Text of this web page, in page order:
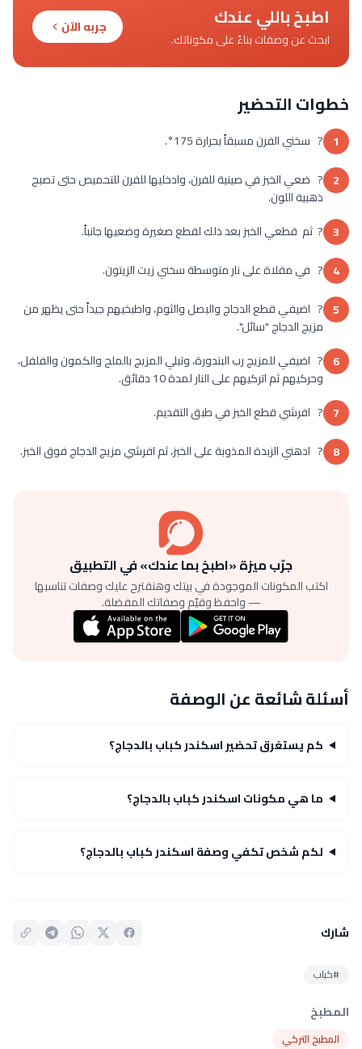
اطبخ باللي عندك
ابحث عن وصفات بناءً على مكوناتك.
جربه الآن
خطوات التحضير
1 ? سخني الفرن مسبقاً بحرارة 175°.
2 ? ضعي الخبز في صينية للفرن، وادخليها للفرن للتحميص حتى تصبح
ذهبية اللون.
3 ? ثم قطعي الخبز بعد ذلك لقطع صغيرة وضعيها جانباً.
4 ? في مقلاة على نار متوسطة سخني زيت الزيتون.
5 ? اضيفي قطع الدجاج والبصل والثوم، واطبخيهم جيداً حتى يظهر من
مزيج الدجاج "سائل".
6 ? اضيفي للمزيج رب البندورة، وتبلي المزيج بالملح والكمون والفلفل،
وحركيهم ثم اتركيهم على النار لمدة 10 دقائق.
7 ? افرشي قطع الخبز في طبق التقديم.
8 ? ادهني الزبدة المذوبة على الخبز، ثم افرشي مزيج الدجاج فوق الخبز.
جرّب ميزة «اطبخ بما عندك» في التطبيق
اكتب المكونات الموجودة في بيتك وهنقترح عليك وصفات تناسبها
— واحفظ وقيّم وصفاتك المفضلة.
أسئلة شائعة عن الوصفة
كم يستغرق تحضير اسكندر كباب بالدجاج؟
ما هي مكونات اسكندر كباب بالدجاج؟
لكم شخص تكفي وصفة اسكندر كباب بالدجاج؟
شارك
#كباب
المطبخ
المطبخ التركي